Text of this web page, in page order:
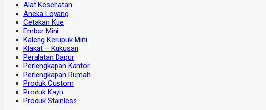
Alat Kesehatan
Aneka Loyang
Cetakan Kue
Ember Mini
Kaleng Kerupuk Mini
Klakat – Kukusan
Peralatan Dapur
Perlengkapan Kantor
Perlengkapan Rumah
Produk Custom
Produk Kayu
Produk Stainless